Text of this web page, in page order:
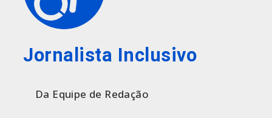
Jornalista Inclusivo
Da Equipe de Redação